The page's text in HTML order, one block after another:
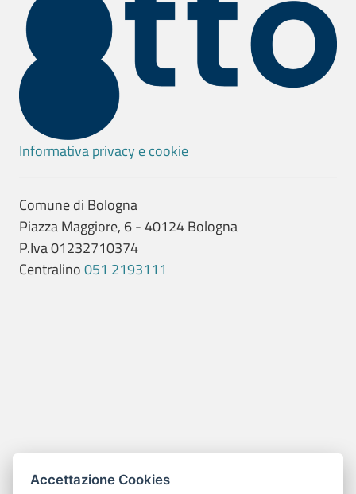
Informativa privacy e cookie
Comune di Bologna
Piazza Maggiore, 6 - 40124 Bologna
P.Iva 01232710374
Centralino051 2193111
Accettazione Cookies